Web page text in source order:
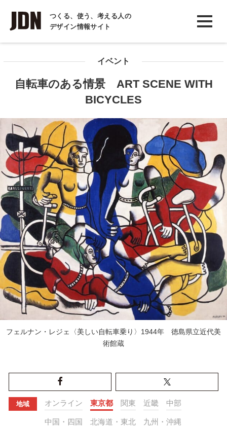
つくる、使う、考える人の
デザイン情報サイト
INTERVIEW
インタビュー
イベント
自転車のある情景 ART SCENE WITH
BICYCLES
フェルナン・レジェ〈美しい自転車乗り〉1944年 徳島県立近代美
術館蔵
地域 オンライン 東京都 関東 近畿 中部
中国・四国 北海道・東北 九州・沖縄